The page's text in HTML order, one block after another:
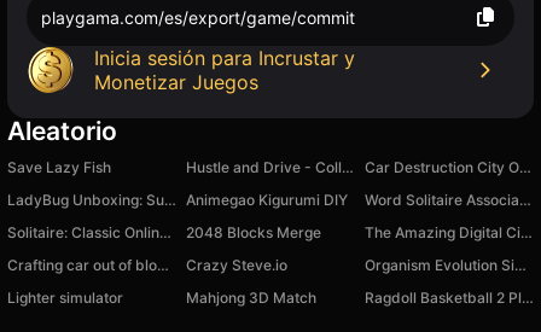
playgama.com/es/export/game/commit
Inicia sesión para Incrustar y
Monetizar Juegos
Aleatorio
Save Lazy Fish Hustle and Drive - Collect all the Cars
Car Destruction City Online
LadyBug Unboxing: Surprise Toys Animegao Kigurumi DIY
Word Solitaire Associations
Solitaire: Classic Online Card Game!
2048 Blocks Merge
The Amazing Digital Circus: Escape
Crafting car out of blocks
Crazy Steve.io
Organism Evolution Simulator
Lighter simulator
Mahjong 3D Match Ragdoll Basketball 2 Players